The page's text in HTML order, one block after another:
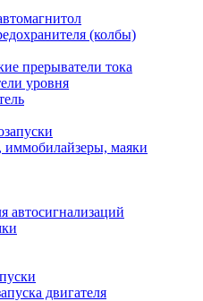
(колбы)
прерыватели тока
уровня
иммобилайзеры, маяки
автосигнализаций
двигателя